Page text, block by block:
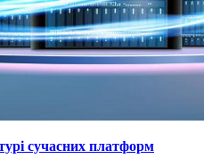
сучасних платформ